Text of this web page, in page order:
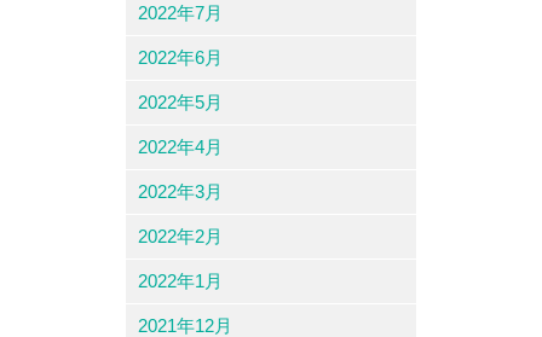
2022年7月
2022年6月
2022年5月
2022年4月
2022年3月
2022年2月
2022年1月
2021年12月